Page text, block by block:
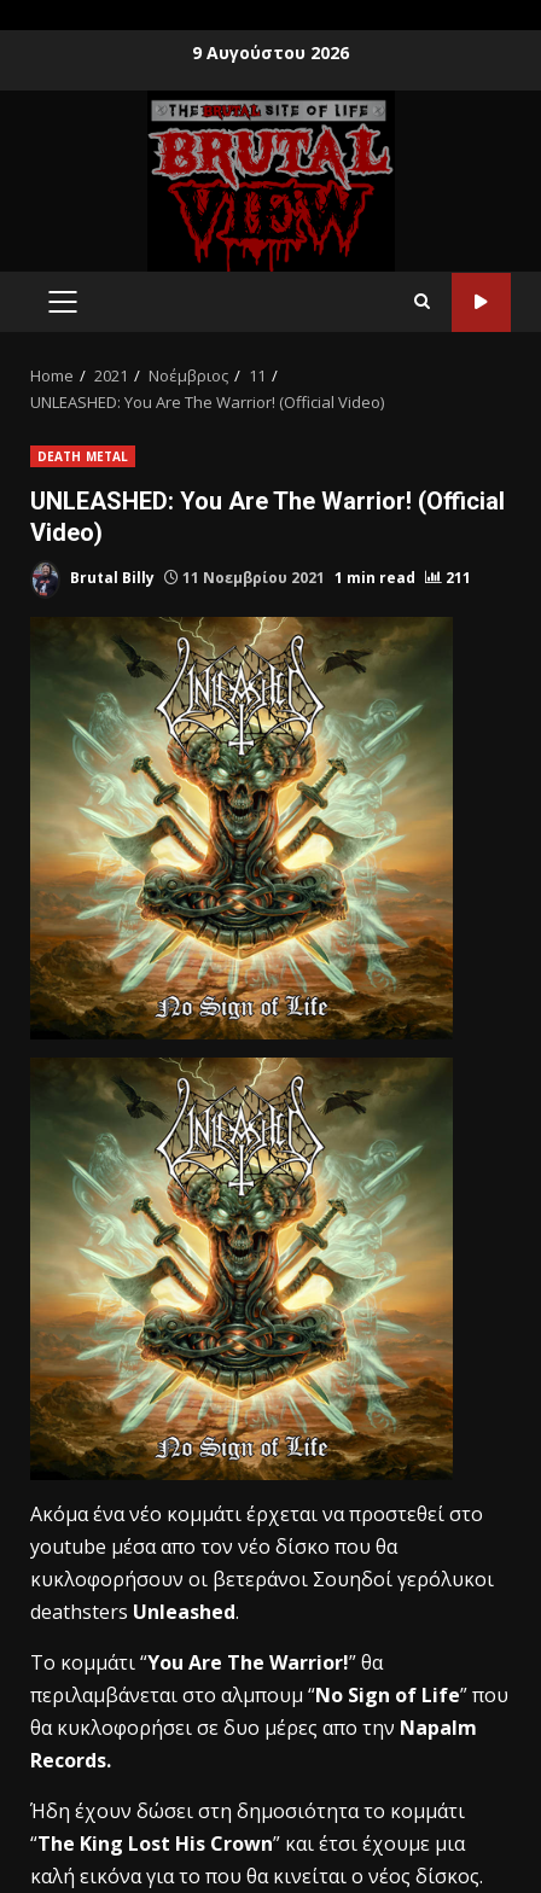
9 Αυγούστου 2026
Home 2021 Νοέμβριος
11
UNLEASHED: You Are The Warrior! (Official Video)
DEATH METAL
UNLEASHED: You Are The Warrior! (Official
Video)
Brutal Billy 11 Νοεμβρίου 2021 1 min read 211
Ακόμα ένα νέο κομμάτι έρχεται να προστεθεί στο
youtube μέσα απο τον νέο δίσκο που θα
κυκλοφορήσουν οι βετεράνοι Σουηδοί γερόλυκοι
deathsters Unleashed.
To κομμάτι “You Are The Warrior!” θα
περιλαμβάνεται στο αλμπουμ “No Sign of Life” που
θα κυκλοφορήσει σε δυο μέρες απο την Napalm
Records.
Ήδη έχουν δώσει στη δημοσιότητα το κομμάτι
“The King Lost His Crown” και έτσι έχουμε μια
καλή εικόνα για το που θα κινείται ο νέος δίσκος.